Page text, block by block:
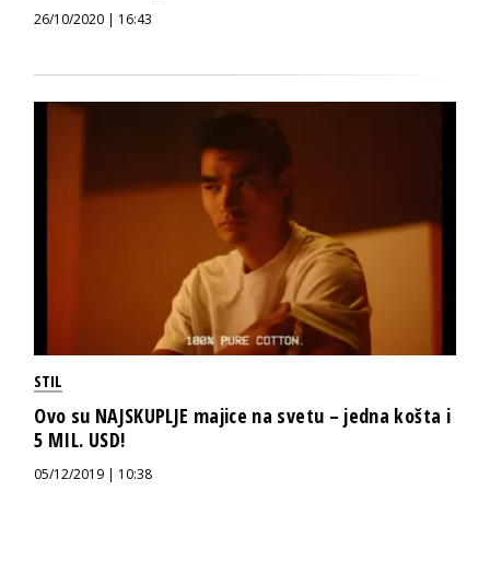
26/10/2020 | 16:43
STIL
Ovo su NAJSKUPLJE majice na svetu – jedna košta i
5 MIL. USD!
05/12/2019 | 10:38